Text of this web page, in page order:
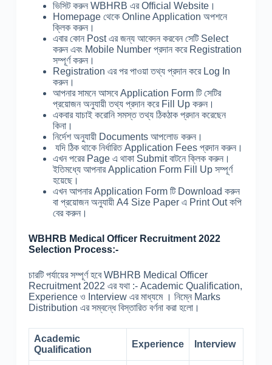
ভিসিট করুন WBHRB এর Official Website।
Homepage থেকে Online Application অপশনে
ক্লিক করুন।
এবার কোন Post এর জন্য আবেদন করবেন সেটি Select
করুন এবং Mobile Number প্রদান করে Registration
সম্পূর্ণ করুন।
Registration এর পর পাওয়া তথ্য প্রদান করে Log In
করুন।
আপনার সামনে আসবে Application Form টি সেটির
প্রয়োজন অনুযায়ী তথ্য প্রদান করে Fill Up করুন।
একবার যাচাই করোনি সমস্ত তথ্য ঠিকঠাক প্রদান করেছেন
কিনা।
নির্দেশ অনুযায়ী Documents আপলোড করুন।
যদি ঠিক থাকে নির্ধারিত Application Fees প্রদান করুন।
এখন পরের Page এ থাকা Submit বাটনে ক্লিক করুন।
ইতিমধ্যে আপনার Application Form Fill Up সম্পূর্ণ
হয়েছে।
এখন আপনার Application Form টি Download করুন
বা প্রয়োজন অনুযায়ী A4 Size Paper এ Print Out কপি
বের করুন।
WBHRB Medical Officer Recruitment 2022
Selection Process:-
চারটি পর্যায়ের সম্পূর্ণ হবে WBHRB Medical Officer
Recruitment 2022 এর যথা :- Academic Qualification,
Experience ও Interview এর মাধ্যমে । নিম্নে Marks
Distribution এর সম্বন্ধে বিস্তারিত বর্ণনা করা হলো।
Academic
Qualification
Experience Interview